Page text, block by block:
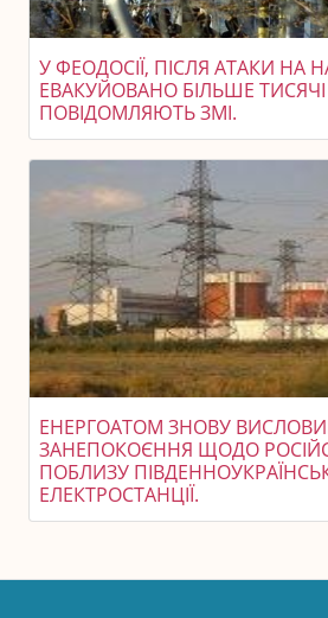
У ФЕОДОСІЇ, ПІСЛЯ АТАКИ НА
ЕВАКУЙОВАНО БІЛЬШЕ ТИСЯЧІ
ПОВІДОМЛЯЮТЬ ЗМІ.
ЕНЕРГОАТОМ ЗНОВУ
ЗАНЕПОКОЄННЯ ЩОДО
ПОБЛИЗУ
ЕЛЕКТРОСТАНЦІЇ.